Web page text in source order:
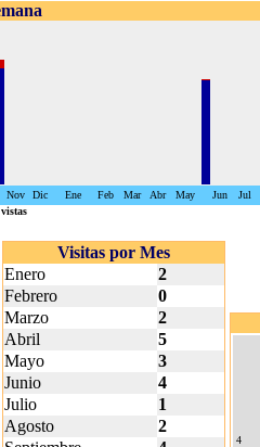
Nov Dic Ene Feb Mar Abr May Jun
Jul
Visitas por Mes
Enero
2
Febrero
0
Marzo
2
Abril
5
Mayo
3
Junio
4
Julio
1
Agosto
2
4